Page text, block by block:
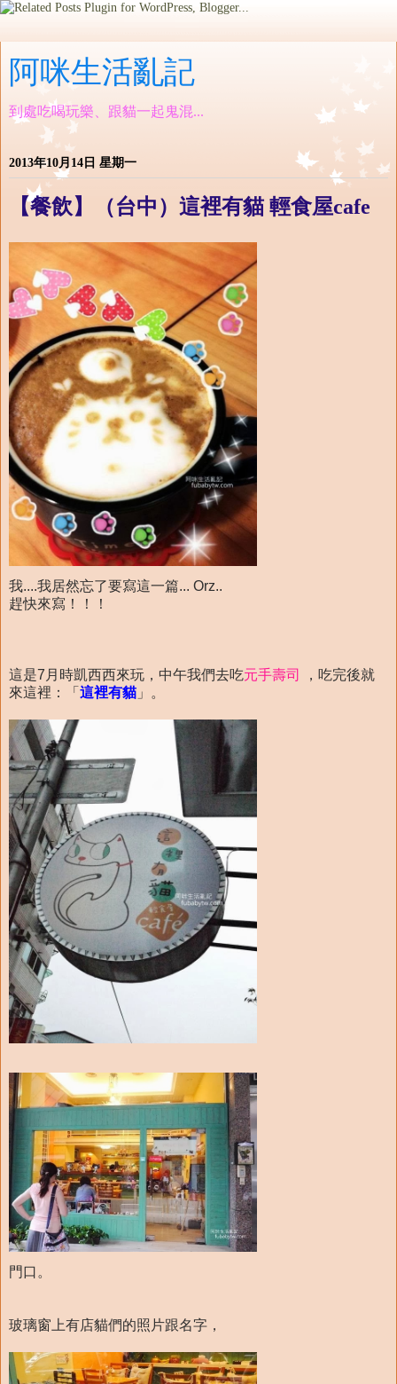
阿咪生活亂記
到處吃喝玩樂、跟貓一起鬼混...
2013年10月14日 星期一
【餐飲】（台中）這裡有貓 輕食屋cafe
我....我居然忘了要寫這一篇... Orz..
趕快來寫！！！
這是7月時凱西西來玩，中午我們去吃元手壽司
，吃完後就
來這裡：「 這裡有貓 」。
門口。
玻璃窗上有店貓們的照片跟名字，